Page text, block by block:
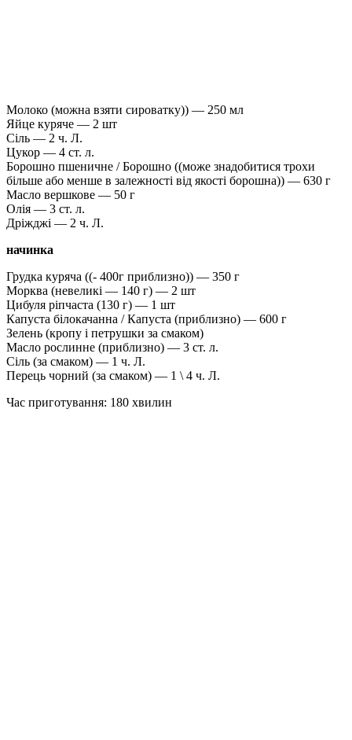
Молоко (можна взяти сироватку)) — 250 мл
Яйце куряче — 2 шт
Сіль — 2 ч. Л.
Цукор — 4 ст. л.
Борошно пшеничне / Борошно ((може знадобитися трохи
більше або менше в залежності від якості борошна)) — 630 г
Масло вершкове — 50 г
Олія — ​​3 ст. л.
Дріжджі — 2 ч. Л.
начинка
Грудка куряча ((- 400г приблизно)) — 350 г
Морква (невеликі — 140 г) — 2 шт
Цибуля ріпчаста (130 г) — 1 шт
Капуста білокачанна / Капустa (приблизно) — 600 г
Зелень (кропу і петрушки за смаком)
Масло рослинне (приблизно) — 3 ст. л.
Сіль (за смаком) — 1 ч. Л.
Перець чорний (за смаком) — 1 \ 4 ч. Л.
Час приготування: 180 хвилин